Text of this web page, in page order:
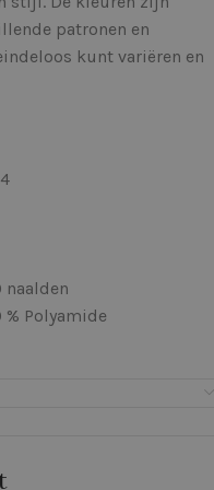
patronen en
kunt variëren en
naalden
Polyamide